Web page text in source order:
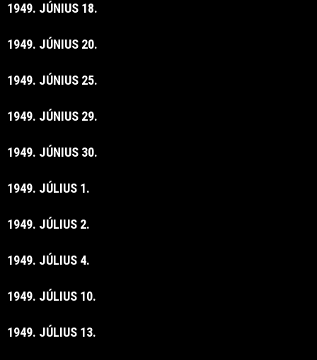
1949. JÚNIUS 18.
1949. JÚNIUS 20.
1949. JÚNIUS 25.
1949. JÚNIUS 29.
1949. JÚNIUS 30.
1949. JÚLIUS 1.
1949. JÚLIUS 2.
1949. JÚLIUS 4.
1949. JÚLIUS 10.
1949. JÚLIUS 13.